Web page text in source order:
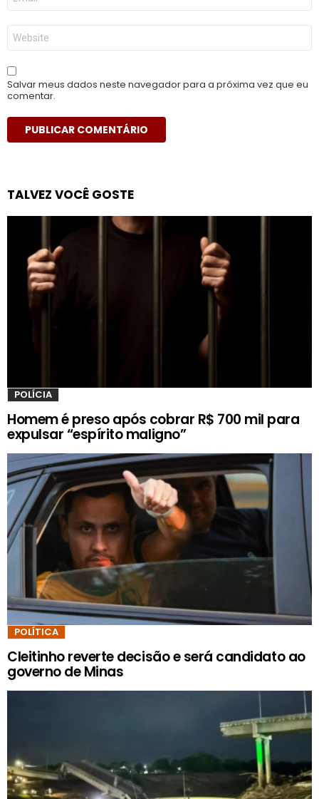
*
Site
Salvar meus dados neste navegador para a próxima vez que eu
comentar.
TALVEZ VOCÊ GOSTE
POLÍCIA
Homem é preso após cobrar R$ 700 mil para
expulsar “espírito maligno”
POLÍTICA
Cleitinho reverte decisão e será candidato ao
governo de Minas